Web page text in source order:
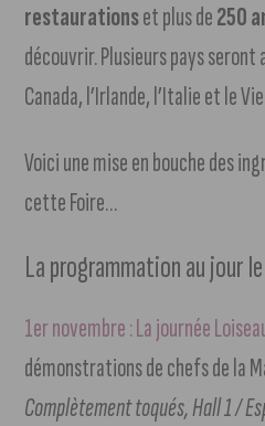
restaurationset plus de250
découvrir. Plusieurs pays seront
Canada, l’Irlande, l’Italie et le
Voici une mise en bouche des
cette Foire…
La programmation au jour
1er novembre : La journée
démonstrations de chefs de la
Complètement toqués, Hall 1 /